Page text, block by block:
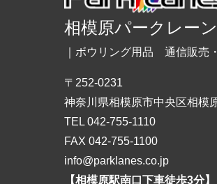
相模原パークレー
｜ボウリング用品 通信販売
〒252-0231
神奈川県相模原市中央区相模
TEL 042-755-1110
FAX 042-755-1100
info@parklanes.co.jp
【相模原駅南口下車徒歩3分】